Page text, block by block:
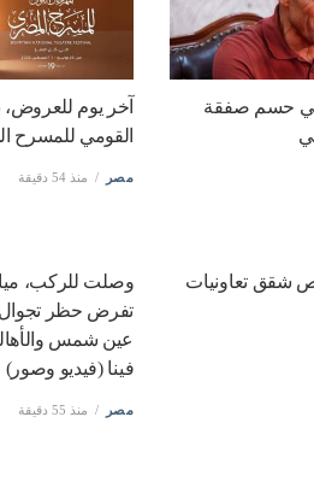
في حسم صفقة
آخر يوم للعروض،
القومي للمسرح
مصر منذ 54 دقيقة